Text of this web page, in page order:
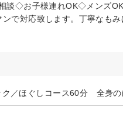
◇お子様連れOK◇メンズ
で対応致します。丁寧なも
／ほぐしコース60分 全身の